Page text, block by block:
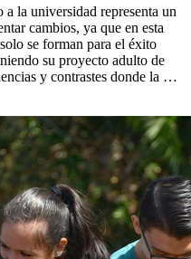
la universidad representa un
cambios, ya que en esta
se forman para el éxito
su proyecto adulto de
y contrastes donde la …